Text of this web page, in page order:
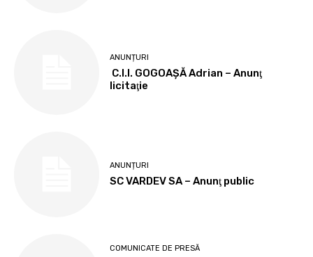
ANUNȚURI
C.I.I. GOGOAŞĂ Adrian – Anunţ
licitaţie
ANUNȚURI
SC VARDEV SA – Anunţ public
COMUNICATE DE PRESĂ